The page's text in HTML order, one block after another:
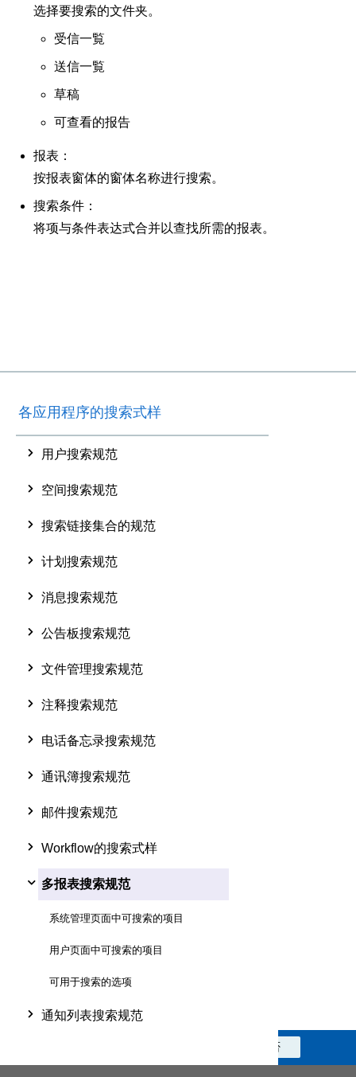
选择要搜索的文件夹。
受信一覧
送信一覧
草稿
可查看的报告
报表：
按报表窗体的窗体名称进行搜索。
搜索条件：
将项与条件表达式合并以查找所需的报表。
各应用程序的搜索式样
用户搜索规范
空间搜索规范
搜索链接集合的规范
计划搜索规范
消息搜索规范
公告板搜索规范
文件管理搜索规范
注释搜索规范
电话备忘录搜索规范
通讯簿搜索规范
邮件搜索规范
Workflow的搜索式样
多报表搜索规范
系统管理页面中可搜索的项目
用户页面中可搜索的项目
可用于搜索的选项
通知列表搜索规范
否